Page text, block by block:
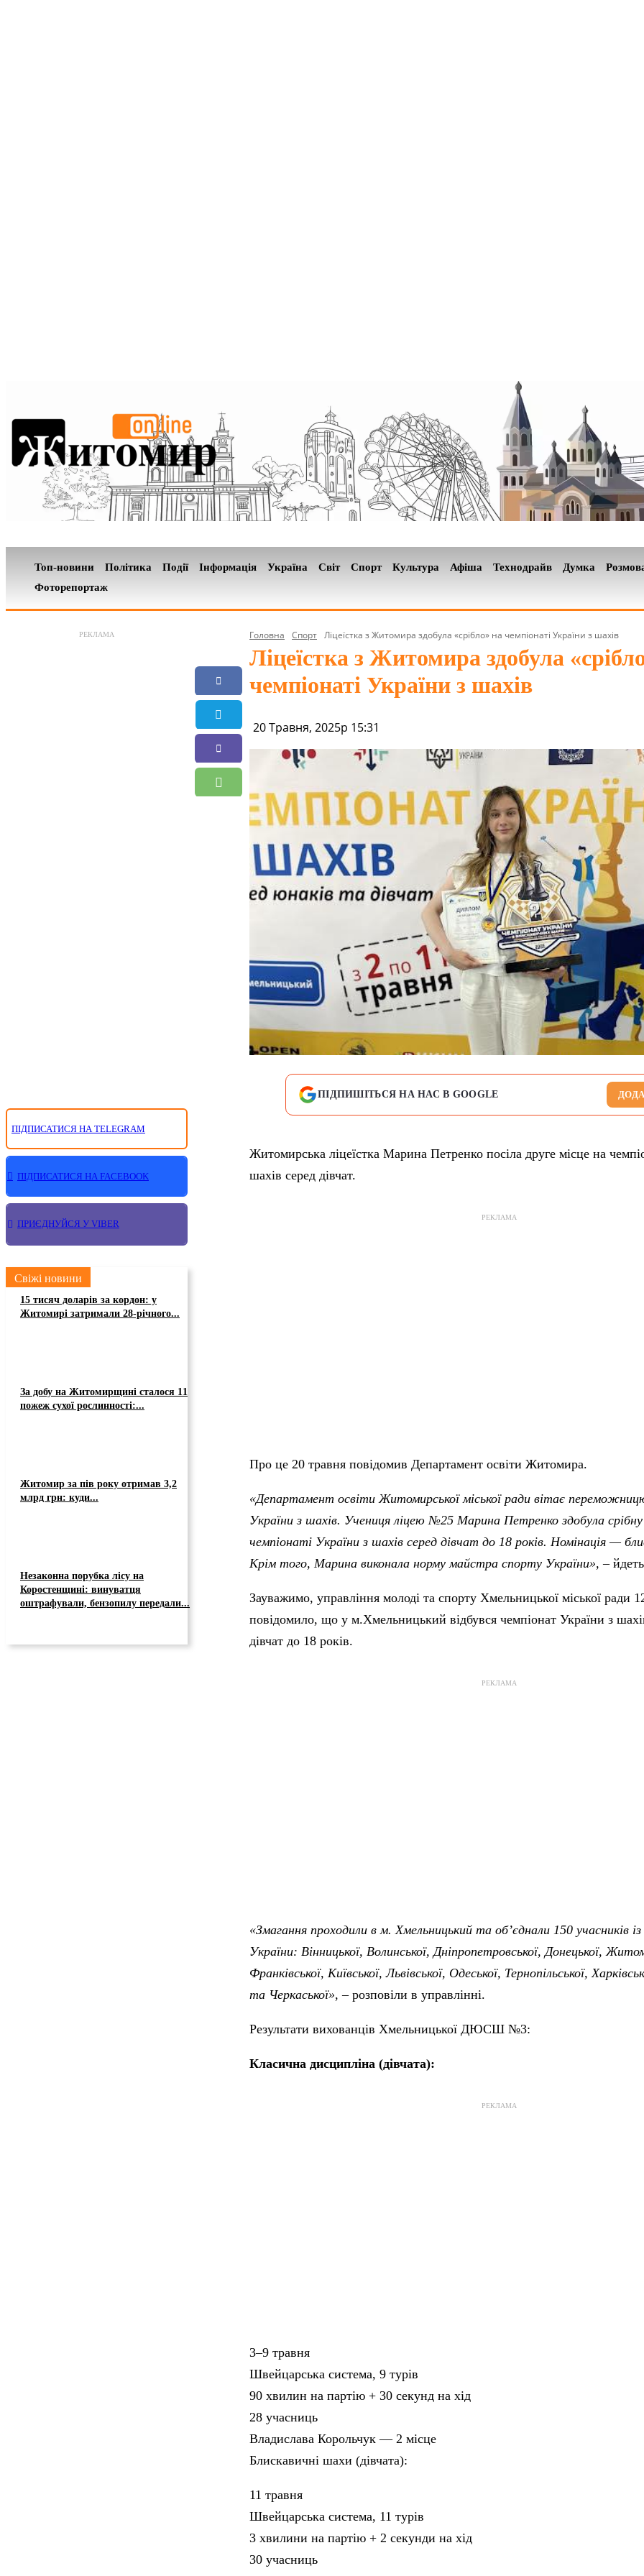
Топ-новини Політика Події Інформація Україна Світ Спорт Культура Афіша Технодрайв Думка
Фоторепортаж
РЕКЛАМА
ПІДПИСАТИСЯ НА TELEGRAM
ПІДПИСАТИСЯ НА FACEBOOK
ПРИЄДНУЙСЯ У VIBER
Свіжі новини
15 тисяч доларів за кордон: у
Житомирі затримали 28-річного...
За добу на Житомирщині сталося 11
пожеж сухої рослинності:...
Житомир за пів року отримав 3,2
млрд грн: куди...
Незаконна порубка лісу на
Коростенщині: винуватця
оштрафували, бензопилу передали...
Головна Спорт Ліцеїстка з Житомира здобула «срібло» на чемпіонаті України з шахів
Ліцеїстка з Житомира здобула
чемпіонаті України з шахів
20 Травня, 2025р 15:31
ПІДПИШІТЬСЯ НА НАС В GOOGLE
Житомирська ліцеїстка Марина Петренко посіла друге місце на
шахів серед дівчат.
РЕКЛАМА
Про це 20 травня повідомив Департамент освіти Житомира.
«Департамент освіти Житомирської міської ради вітає
України з шахів. Учениця ліцею №25 Марина Петренко здобула
чемпіонаті України з шахів серед дівчат до 18 років. Номінація —
Крім того, Марина виконала норму майстра спорту України», –
Зауважимо, управління молоді та спорту Хмельницької міської ради
повідомило, що у м.Хмельницький відбувся чемпіонат України з
дівчат до 18 років.
РЕКЛАМА
«Змагання проходили в м. Хмельницький та об’єднали 150 учасників
України: Вінницької, Волинської, Дніпропетровської, Донецької,
Франківської, Київської, Львівської, Одеської, Тернопільської,
та Черкаської», – розповіли в управлінні.
Результати вихованців Хмельницької ДЮСШ №3:
Класична дисципліна (дівчата):
РЕКЛАМА
3–9 травня
Швейцарська система, 9 турів
90 хвилин на партію + 30 секунд на хід
28 учасниць
Владислава Корольчук — 2 місце
Блискавичні шахи (дівчата):
11 травня
Швейцарська система, 11 турів
3 хвилини на партію + 2 секунди на хід
30 учасниць